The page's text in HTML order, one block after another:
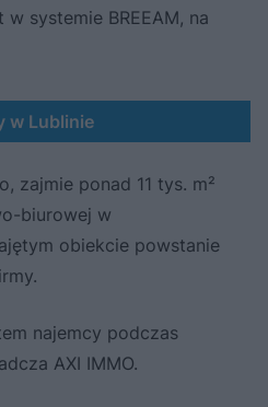
systemie BREEAM, na
w Lublinie
zajmie ponad 11 tys. m²
biurowej w
obiekcie powstanie
najemcy podczas
AXI IMMO.